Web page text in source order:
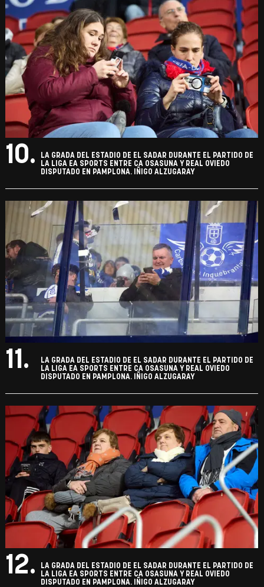
10.
LA GRADA DEL ESTADIO DE EL SADAR DURANTE EL PARTIDO DE
LA LIGA EA SPORTS ENTRE CA OSASUNA Y REAL OVIEDO
DISPUTADO EN PAMPLONA. IÑIGO ALZUGARAY
11.
LA GRADA DEL ESTADIO DE EL SADAR DURANTE EL PARTIDO DE
LA LIGA EA SPORTS ENTRE CA OSASUNA Y REAL OVIEDO
DISPUTADO EN PAMPLONA. IÑIGO ALZUGARAY
12.
LA GRADA DEL ESTADIO DE EL SADAR DURANTE EL PARTIDO DE
LA LIGA EA SPORTS ENTRE CA OSASUNA Y REAL OVIEDO
DISPUTADO EN PAMPLONA. IÑIGO ALZUGARAY